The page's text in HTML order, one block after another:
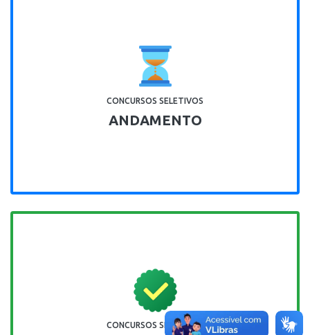
CONCURSOS SELETIVOS
ANDAMENTO
CONCURSOS SELETIVOS